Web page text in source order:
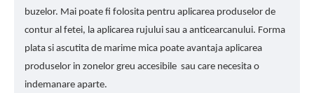
buzelor. Mai poate fi folosita pentru aplicarea produselor de
contur al fetei, la aplicarea rujului sau a anticearcanului. Forma
plata si ascutita de marime mica poate avantaja aplicarea
produselor in zonelor greu accesibile sau care necesita o
indemanare aparte.